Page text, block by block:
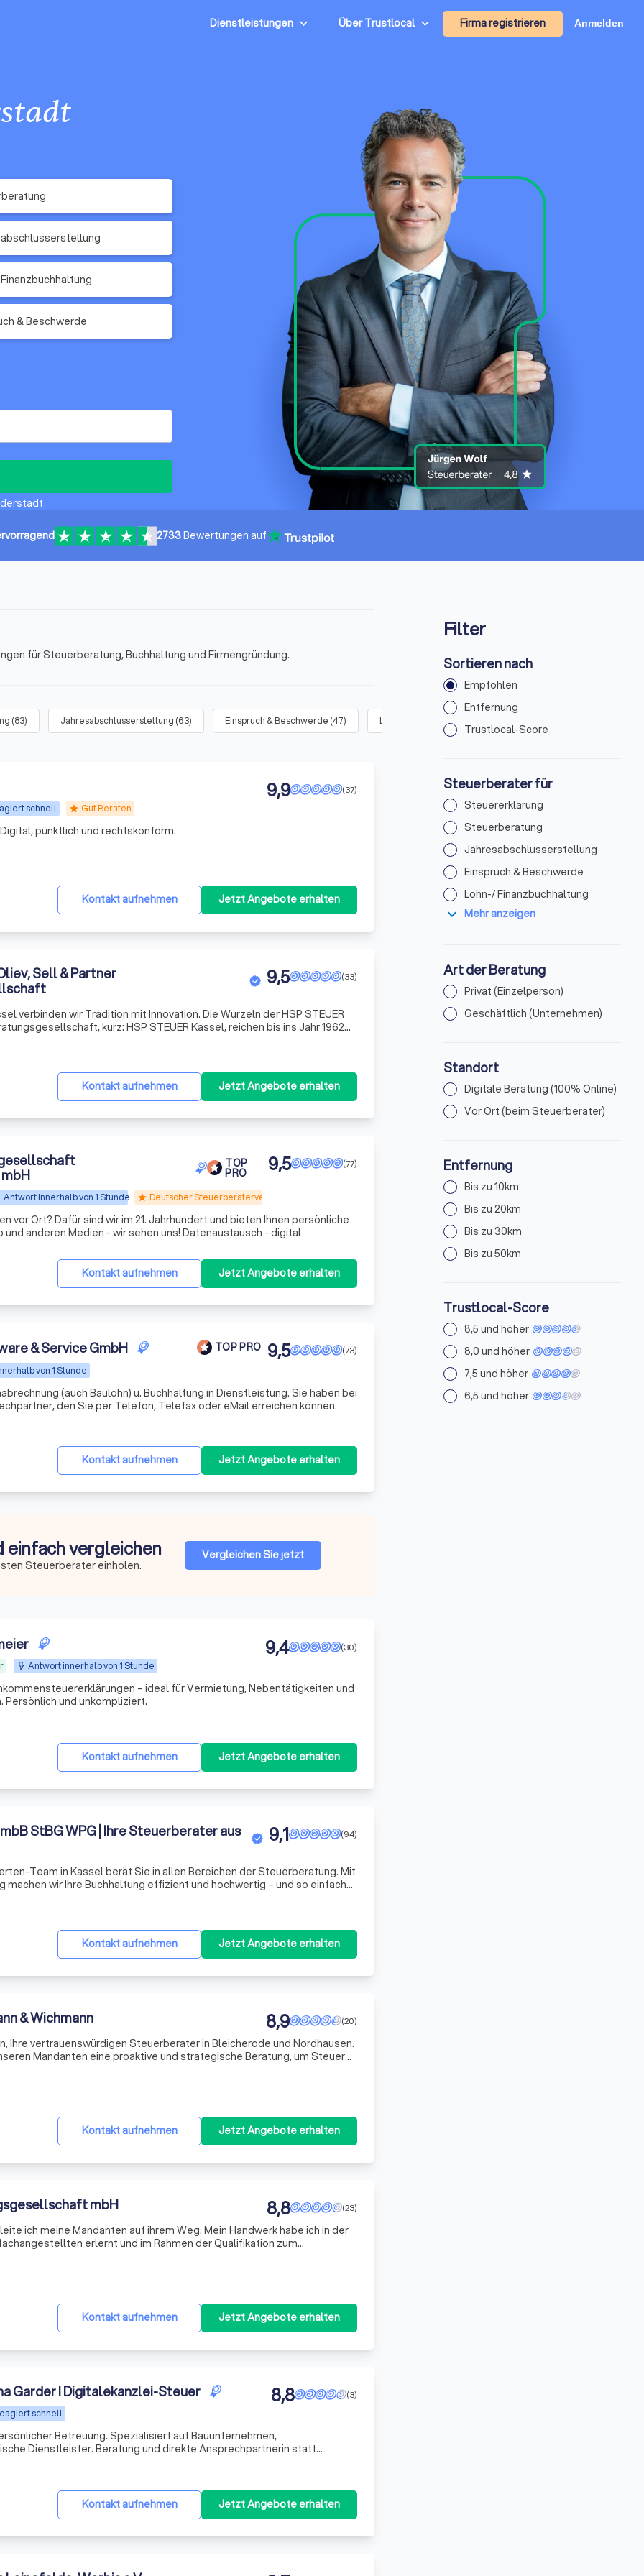
Dienstleistungen Über Trustlocal Firma registrieren Anmelden
& Beschwerde
2733Bewertungen auf
für Steuerberatung, Buchhaltung und Firmengründung.
(83) Jahresabschlusserstellung (63) Einspruch & Beschwerde (47) Lohn-/ Finanzbuchhaltung
schnell star Gut Beraten
(37)
9,9
pünktlich und rechtskonform.
Kontakt aufnehmen Jetzt Angebote erhalten
Sell & Partner
(33)
9,5
verbinden wir Tradition mit Innovation. Die Wurzeln der HSP STEUER
kurz: HSP STEUER Kassel, reichen bis ins Jahr 1962
Kontakt aufnehmen Jetzt Angebote erhalten
TOP
PRO
Antwort innerhalb von 1 Stunde star Deutscher Steuerberaterverband e.V.
(77)
9,5
vor Ort? Dafür sind wir im 21. Jahrhundert und bieten Ihnen persönliche
anderen Medien - wir sehen uns! Datenaustausch - digital
Kontakt aufnehmen Jetzt Angebote erhalten
& Service GmbH TOP PRO
von 1 Stunde
(73)
9,5
(auch Baulohn) u. Buchhaltung in Dienstleistung. Sie haben bei
den Sie per Telefon, Telefax oder eMail erreichen können.
Kontakt aufnehmen Jetzt Angebote erhalten
einfach vergleichen
Steuerberater einholen.
Vergleichen Sie jetzt
Antwort innerhalb von 1 Stunde
(30)
9,4
– ideal für Vermietung, Nebentätigkeiten und
und unkompliziert.
Kontakt aufnehmen Jetzt Angebote erhalten
StBG WPG | Ihre Steuerberater aus
(94)
9,1
Team in Kassel berät Sie in allen Be­reichen der Steuer­beratung. Mit
machen wir Ihre Buch­haltung effizient und hoch­wertig – und so einfach
Kontakt aufnehmen Jetzt Angebote erhalten
& Wichmann (20)
8,9
Ihre vertrauenswürdigen Steuerberater in Bleicherode und Nordhausen.
Mandanten eine proaktive und strategische Beratung, um Steuern
Kontakt aufnehmen Jetzt Angebote erhalten
mbH (23)
8,8
auf ihrem Weg. Mein Handwerk habe ich in der
und im Rahmen der Qualifikation zum
Kontakt aufnehmen Jetzt Angebote erhalten
Garder I Digitalekanzlei-Steuer
schnell
(3)
8,8
Betreuung. Spezialisiert auf Bauunternehmen,
Dienstleister. Beratung und direkte Ansprechpartnerin statt
Kontakt aufnehmen Jetzt Angebote erhalten
Filter
Sortieren nach
Empfohlen
Entfernung
Trustlocal-Score
Steuerberater für
Steuererklärung
Steuerberatung
Jahresabschlusserstellung
Einspruch & Beschwerde
Lohn-/ Finanzbuchhaltung
expand_more Mehr anzeigen
Art der Beratung
Privat (Einzelperson)
Geschäftlich (Unternehmen)
Standort
Digitale Beratung (100% Online)
Vor Ort (beim Steuerberater)
Entfernung
Bis zu 10km
Bis zu 20km
Bis zu 30km
Bis zu 50km
Trustlocal-Score
8,5 und höher
8,0 und höher
7,5 und höher
6,5 und höher